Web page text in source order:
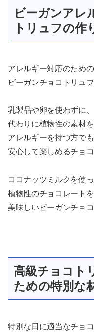
ビーガンアレ
トリュフの作
アレルギー対応のための
ビーガンチョコトリュ
乳製品や卵を使わずに、
代わりに植物性の素材を
アレルギーを持つ方でも
安心して楽しめるチョ
ココナッツミルクを使
植物性のチョコレートを
美味しいビーガンチョ
高級チョコト
ための特別な
特別な日に適当なチョ